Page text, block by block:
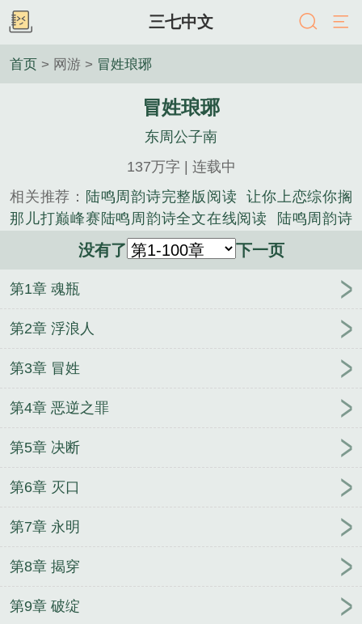
三七中文
首页 > 网游 > 冒姓琅琊
冒姓琅琊
东周公子南
137万字 | 连载中
相关推荐： 陆鸣周韵诗完整版阅读
让你上恋综你搁
那儿打巅峰赛陆鸣周韵诗全文在线阅读
陆鸣周韵诗
全文在线阅读 陆鸣周韵诗最新章节在线阅读
韵诗小说在线阅读 六岁来逆袭系统我直升陆地神仙
陆尘洛璃最新章节在线阅读
让你上恋综你搁那儿打
巅峰赛陆鸣周韵诗小说在线阅读
陆尘洛璃最新章节
升陆地神仙陆尘洛璃小说在线阅读
陆尘洛璃完整版
陆地神仙陆尘洛璃完整版阅读
陆尘洛璃全文在线阅
读
六岁来逆袭系统我直升陆地神仙陆尘洛璃全文在
线阅读
六岁来逆袭系统我直升陆地神仙陆尘洛璃结
局+后续 陆尘洛璃系统加持我六岁就登神
让你上恋
陆尘洛
璃小说在线阅读
让你上恋综你搁那儿打巅峰赛陆鸣
诗最新章节在线阅读
让你上恋综你搁那儿打巅峰赛
尘洛璃完整版阅读
六岁来逆
没有了 下一页
第1章 魂瓶
第2章 浮浪人
第3章 冒姓
第4章 恶逆之罪
第5章 决断
第6章 灭口
第7章 永明
第8章 揭穿
第9章 破绽